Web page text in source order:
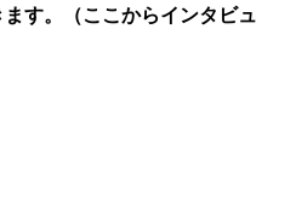
す。（ここからインタビュ